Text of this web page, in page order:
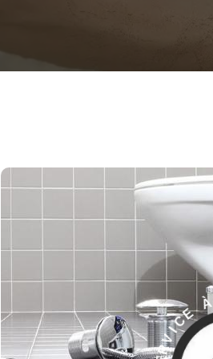
À
D
OMIC